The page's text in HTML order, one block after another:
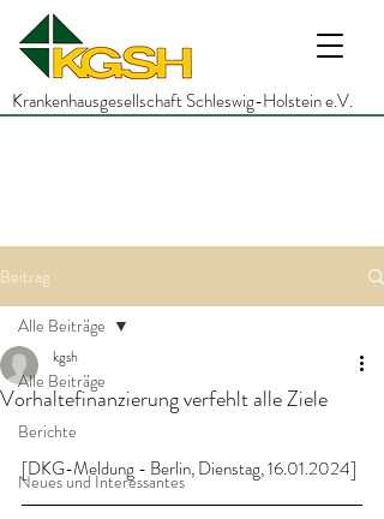
Krankenhausgesellschaft Schleswig-Holstein e.V.
Beitrag
Alle Beiträge
Berichte
Neues und Interessantes
Alle Beiträge
Vorhaltefinanzierung verfehlt alle Ziele
kgsh
[DKG-Meldung - Berlin, Dienstag, 16.01.2024]